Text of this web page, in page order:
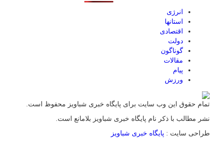
انرژی
استانها
اقتصادی
دولت
گوناگون
مقالات
پیام
ورزش
تمام حقوق این وب سایت برای پایگاه خبری شباویز محفوظ است.
نشر مطالب با ذکر نام پایگاه خبری شباویز بلامانع است.
طراحی سایت : پایگاه خبری شباویز